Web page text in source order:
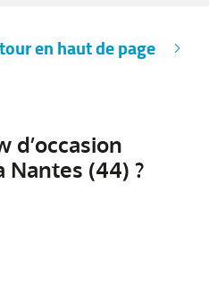
en haut de page
d’occasion
Nantes (44) ?